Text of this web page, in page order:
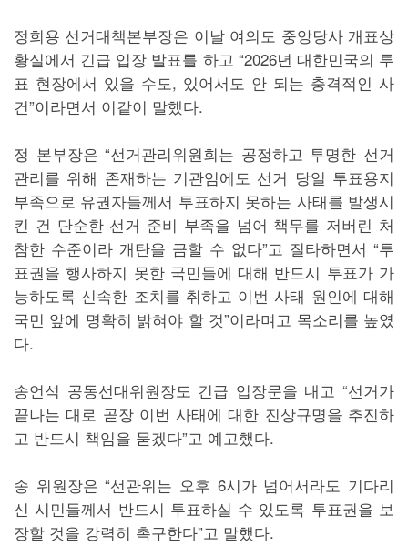
정희용 선거대책본부장은 이날 여의도 중앙당사 개표상
황실에서 긴급 입장 발표를 하고 “2026년 대한민국의 투
표 현장에서 있을 수도, 있어서도 안 되는 충격적인 사
건”이라면서 이같이 말했다.
정 본부장은 “선거관리위원회는 공정하고 투명한 선거
관리를 위해 존재하는 기관임에도 선거 당일 투표용지
부족으로 유권자들께서 투표하지 못하는 사태를 발생시
킨 건 단순한 선거 준비 부족을 넘어 책무를 저버린 처
참한 수준이라 개탄을 금할 수 없다”고 질타하면서 “투
표권을 행사하지 못한 국민들에 대해 반드시 투표가 가
능하도록 신속한 조치를 취하고 이번 사태 원인에 대해
국민 앞에 명확히 밝혀야 할 것”이라며고 목소리를 높였
다.
송언석 공동선대위원장도 긴급 입장문을 내고 “선거가
끝나는 대로 곧장 이번 사태에 대한 진상규명을 추진하
고 반드시 책임을 묻겠다”고 예고했다.
송 위원장은 “선관위는 오후 6시가 넘어서라도 기다리
신 시민들께서 반드시 투표하실 수 있도록 투표권을 보
장할 것을 강력히 촉구한다”고 말했다.